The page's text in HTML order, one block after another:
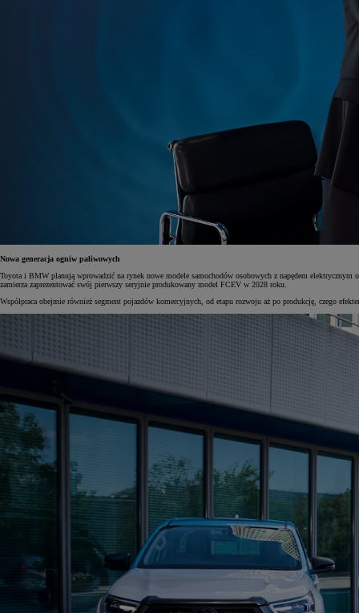
Nowa generacja ogniw paliwowych
Toyota i BMW planują wprowadzić na rynek nowe modele samochodów osobowych z napędem
zamierza zaprezentować swój pierwszy seryjnie produkowany model FCEV w 2028 roku.
Współpraca obejmie również segment pojazdów komercyjnych, od etapu rozwoju aż po produkcję, czego